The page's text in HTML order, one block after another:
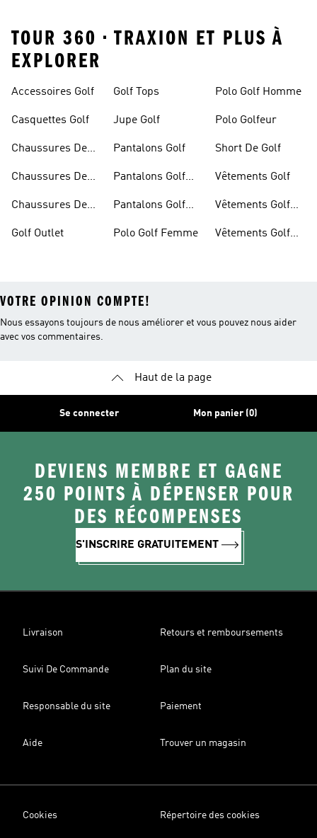
TOUR 360 • TRAXION ET PLUS À
EXPLORER
Accessoires Golf
Casquettes Golf
Chaussures De
Chaussures De
Chaussures De
Golf Outlet
Golf Tops
Jupe Golf
Pantalons Golf
Pantalons Golf
Pantalons Golf
Polo Golf Femme
Polo Golf Homme
Polo Golfeur
Short De Golf
Vêtements Golf
Vêtements Golf
Vêtements Golf
VOTRE OPINION COMPTE!
Nous essayons toujours de nous améliorer et vous pouvez nous aider
avec vos commentaires.
Haut de la page
Se connecter Mon panier (0)
DEVIENS MEMBRE ET GAGNE
250 POINTS À DÉPENSER POUR
DES RÉCOMPENSES
S'INSCRIRE GRATUITEMENT
Livraison Retours et remboursements
Suivi De Commande Plan du site
Responsable du site Paiement
Aide Trouver un magasin
Cookies Répertoire des cookies